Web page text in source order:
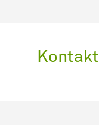
Kontakt